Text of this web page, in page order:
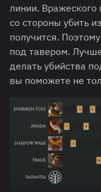
линии.
со стороны убить
получится.
под тавером.
делать убийства
вы поможете не